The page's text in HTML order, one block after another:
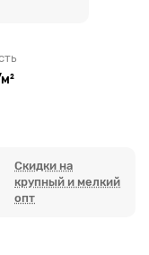
Скидки на
крупный и мелкий
опт